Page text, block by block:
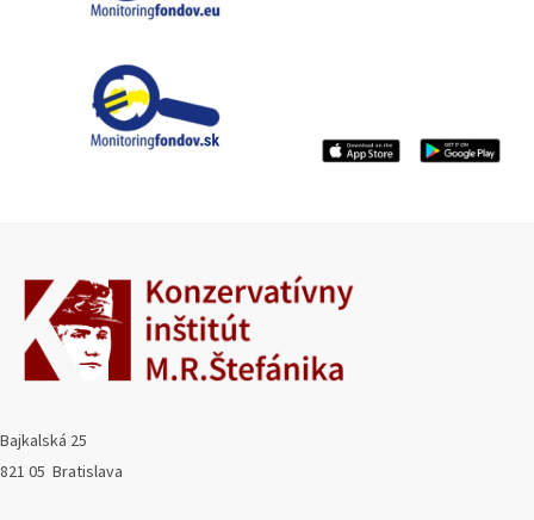
Bajkalská 25
821 05 Bratislava